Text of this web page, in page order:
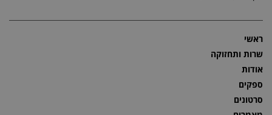
ראשי
שרות ותחזוקה
אודות
ספקים
סרטונים